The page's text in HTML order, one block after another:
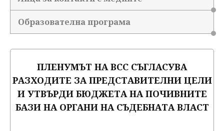
Образователна програма
ПЛЕНУМЪТ НА ВСС СЪГЛАСУВА
РАЗХОДИТЕ ЗА ПРЕДСТАВИТЕЛНИ ЦЕЛИ
И УТВЪРДИ БЮДЖЕТА НА ПОЧИВНИТЕ
БАЗИ НА ОРГАНИ НА СЪДЕБНАТА ВЛАСТ